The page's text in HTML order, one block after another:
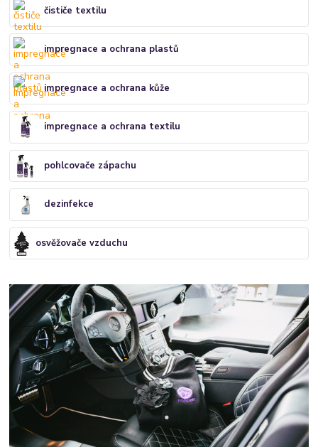
čističe textilu
impregnace a ochrana plastů
impregnace a ochrana kůže
impregnace a ochrana textilu
pohlcovače zápachu
dezinfekce
osvěžovače vzduchu